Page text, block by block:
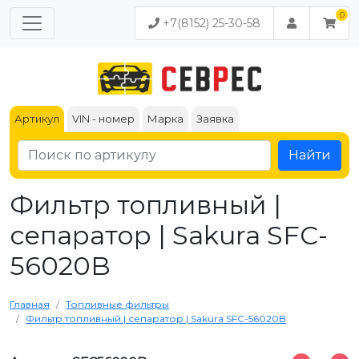
+7(8152) 25-30-58
Артикул VIN - номер Марка Заявка
Найти
Фильтр топливный |
сепаратор | Sakura SFC-
56020B
Главная
Топливные фильтры
Фильтр топливный | сепаратор | Sakura SFC-56020B